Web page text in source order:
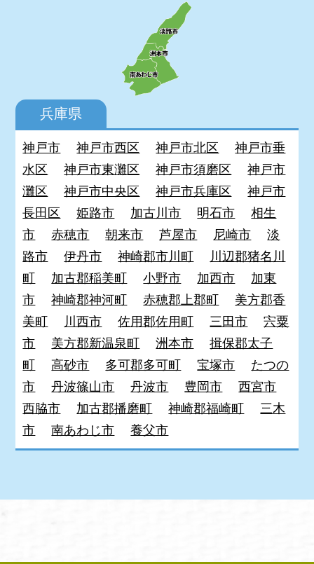
兵庫県
神戸市 神戸市西区 神戸市北区
神戸市垂
水区
神戸市東灘区 神戸市須磨区
神戸市
灘区
神戸市中央区 神戸市兵庫区
神戸市
長田区
姫路市 加古川市 明石市
相生
市
赤穂市 朝来市 芦屋市 尼崎市
淡
路市
伊丹市 神崎郡市川町
川辺郡猪名川
町
加古郡稲美町 小野市 加西市
加東
市
神崎郡神河町 赤穂郡上郡町
美方郡香
美町
川西市 佐用郡佐用町 三田市
宍粟
市
美方郡新温泉町 洲本市
揖保郡太子
町
高砂市 多可郡多可町 宝塚市
たつの
市
丹波篠山市 丹波市 豊岡市
西宮市
西脇市
加古郡播磨町 神崎郡福崎町
三木
市
南あわじ市 養父市